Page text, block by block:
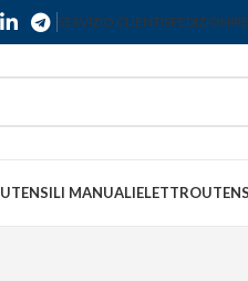
SERVIZIO CLIENTISPEDIZIONI
UTENSILI MANUALI